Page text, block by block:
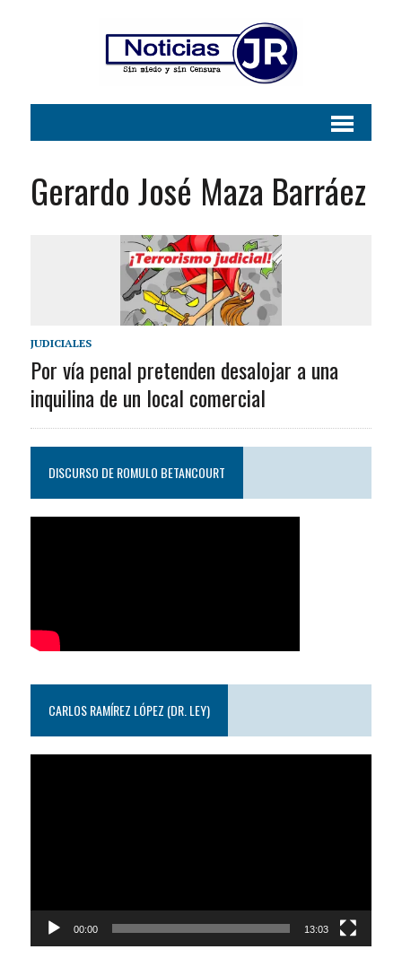
Gerardo José Maza Barráez
JUDICIALES
Por vía penal pretenden desalojar a una
inquilina de un local comercial
DISCURSO DE ROMULO BETANCOURT
CARLOS RAMÍREZ LÓPEZ (DR. LEY)
00:00 13:03